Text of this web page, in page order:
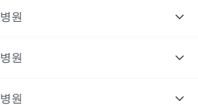
병원
병원
병원